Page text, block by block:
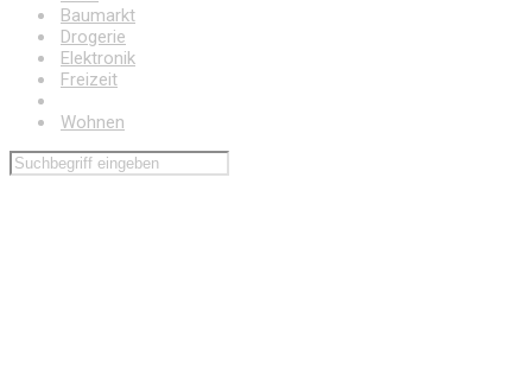
Baumarkt
Drogerie
Elektronik
Freizeit
Wohnen